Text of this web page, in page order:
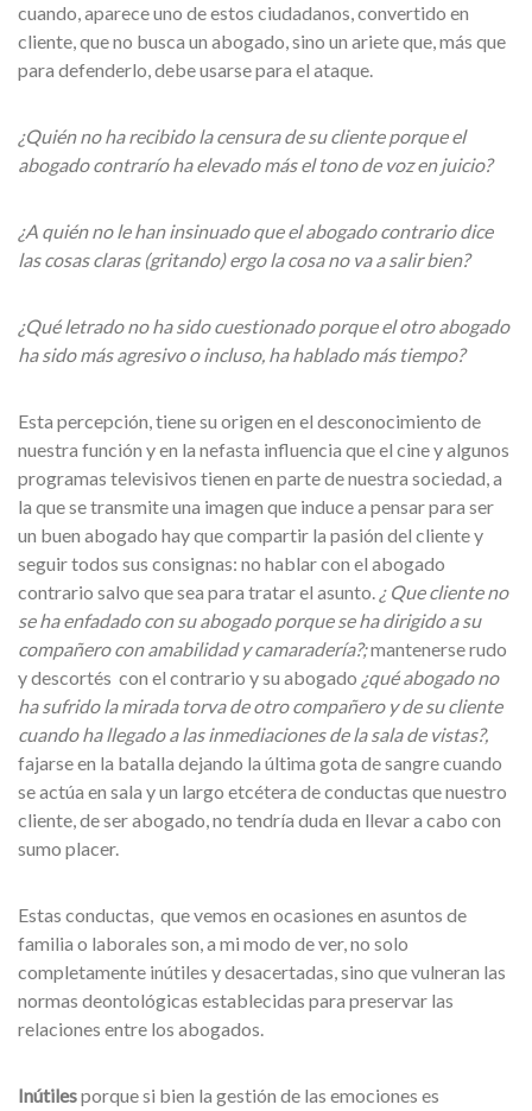
cuando, aparece uno de estos ciudadanos, convertido en
cliente, que no busca un abogado, sino un ariete que, más que
para defenderlo, debe usarse para el ataque.
¿Quién no ha recibido la censura de su cliente porque el
abogado contrarío ha elevado más el tono de voz en juicio?
¿A quién no le han insinuado que el abogado contrario dice
las cosas claras (gritando) ergo la cosa no va a salir bien?
¿Qué letrado no ha sido cuestionado porque el otro abogado
ha sido más agresivo o incluso, ha hablado más tiempo?
Esta percepción, tiene su origen en el desconocimiento de
nuestra función y en la nefasta influencia que el cine y algunos
programas televisivos tienen en parte de nuestra sociedad, a
la que se transmite una imagen que induce a pensar para ser
un buen abogado hay que compartir la pasión del cliente y
seguir todos sus consignas: no hablar con el abogado
contrario salvo que sea para tratar el asunto. ¿ Que cliente no
se ha enfadado con su abogado porque se ha dirigido a su
compañero con amabilidad y camaradería?;mantenerse rudo
y descortés con el contrario y su abogado ¿qué abogado no
ha sufrido la mirada torva de otro compañero y de su cliente
cuando ha llegado a las inmediaciones de la sala de vistas?,
fajarse en la batalla dejando la última gota de sangre cuando
se actúa en sala y un largo etcétera de conductas que nuestro
cliente, de ser abogado, no tendría duda en llevar a cabo con
sumo placer.
Estas conductas, que vemos en ocasiones en asuntos de
familia o laborales son, a mi modo de ver, no solo
completamente inútiles y desacertadas, sino que vulneran las
normas deontológicas establecidas para preservar las
relaciones entre los abogados.
Inútilesporque si bien la gestión de las emociones es